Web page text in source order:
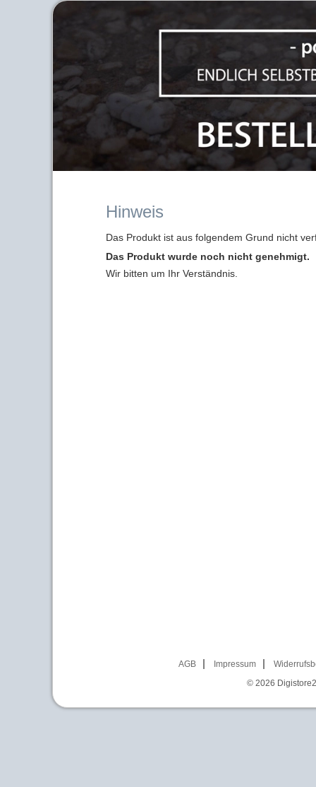
Hinweis
Das Produkt ist aus folgendem Grund nicht
Das Produkt wurde noch nicht genehmigt.
Wir bitten um Ihr Verständnis.
AGB Impressum
© 2026